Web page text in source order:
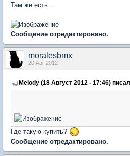
Там же есть...
Сообщение отредактировано.
moralesbmx
20 Авг 2012
Melody (18 Август 2012 - 17:46)
Где такую купить?
Сообщение отредактировано.